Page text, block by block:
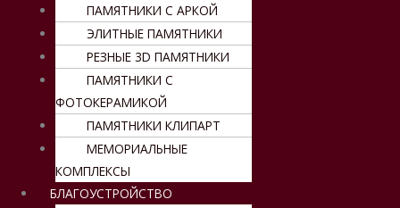
ПАМЯТНИКИ С АРКОЙ
ЭЛИТНЫЕ ПАМЯТНИКИ
РЕЗНЫЕ 3D ПАМЯТНИКИ
ПАМЯТНИКИ С
ФОТОКЕРАМИКОЙ
ПАМЯТНИКИ КЛИПАРТ
МЕМОРИАЛЬНЫЕ
КОМПЛЕКСЫ
БЛАГОУСТРОЙСТВО